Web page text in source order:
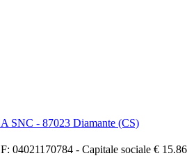
SNC - 87023 Diamante (CS)
04021170784 - Capitale sociale €